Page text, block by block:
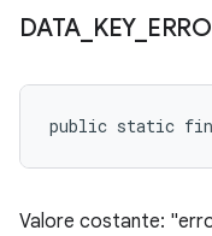
DATA KEY_
public static final
Valore costante: